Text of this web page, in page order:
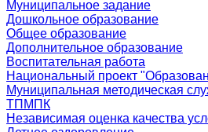
Муниципальное задание
Дошкольное образование
Общее образование
Дополнительное образование
Воспитательная работа
Национальный проект
Муниципальная методическая
ТПМПК
Независимая оценка качества